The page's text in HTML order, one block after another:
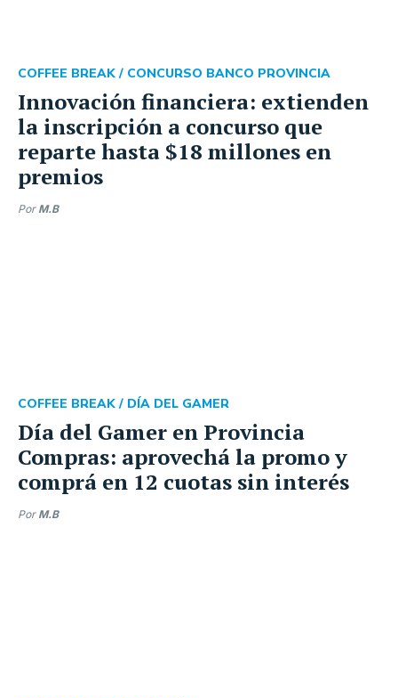
Innovación financiera: extienden
la inscripción a concurso que
reparte hasta $18 millones en
premios
COFFEE BREAK / CONCURSO BANCO PROVINCIA
Por M.B
Día del Gamer en Provincia
Compras: aprovechá la promo y
comprá en 12 cuotas sin interés
COFFEE BREAK / DÍA DEL GAMER
Por M.B